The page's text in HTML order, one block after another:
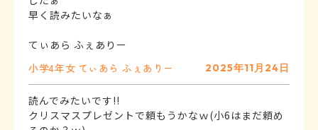
早く読みたいなぁ
てぃあら ふぇありー
小学4年女 てぃあら ふぇありー 2025年11月24日
読んでみたいです!!
クリスマスプレゼントで頼もうかなｗ(小6はまだ頼め